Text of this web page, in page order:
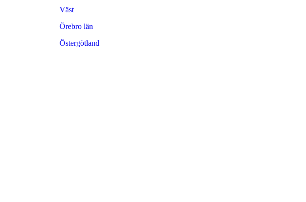
Väst
Örebro län
Östergötland